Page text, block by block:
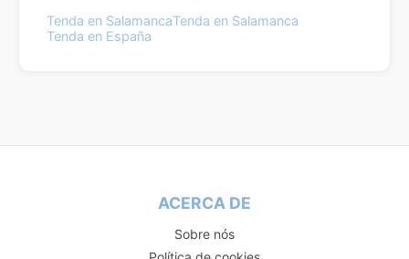
Tenda en SalamancaTenda en Salamanca
Tenda en España
ACERCA DE
Sobre nós